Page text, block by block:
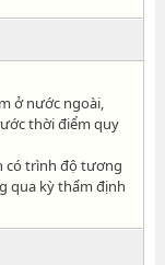
ở nước ngoài,
thời điểm quy
có trình độ tương
qua kỳ thẩm định